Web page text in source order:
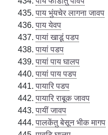
पाय भुंयचेर लागना जावप
पाय येवप
पायां खाडूं पडप
पायां पडप
पायां पाय घालप
पायां पाय पडप
पायारि पडप
पायारि राबूक जावप
पायीं जावप
पालकेंतु बेसून भीक मागप